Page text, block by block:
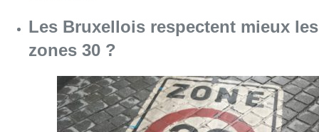
Les Bruxellois respectent mieux les
zones 30 ?